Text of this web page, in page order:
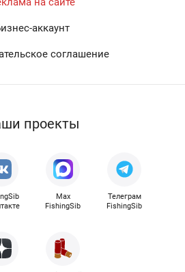
аккаунт
соглашение
проекты
Max
FishingSib
Телеграм
FishingSib